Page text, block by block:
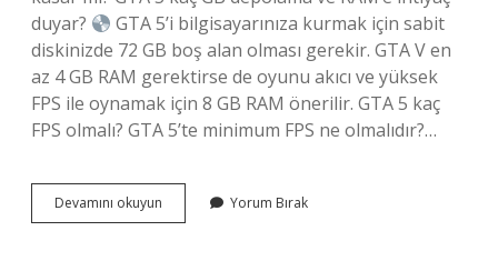
duyar?
GTA 5’i bilgisayarınıza kurmak için sabit
diskinizde 72 GB boş alan olması gerekir. GTA V en
az 4 GB RAM gerektirse de oyunu akıcı ve yüksek
FPS ile oynamak için 8 GB RAM önerilir. GTA 5 kaç
FPS olmalı? GTA 5’te minimum FPS ne olmalıdır?…
Devamını okuyun
Gb
Yorum Bırak